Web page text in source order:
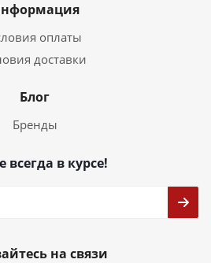
оплаты
доставки
Блог
Бренды
всегда в курсе!
на связи